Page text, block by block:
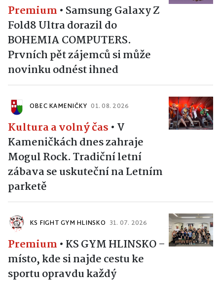
Premium • Samsung Galaxy Z
Fold8 Ultra dorazil do
BOHEMIA COMPUTERS.
Prvních pět zájemců si může
novinku odnést ihned
OBEC KAMENIČKY 01. 08. 2026
Kultura a volný čas • V
Kameničkách dnes zahraje
Mogul Rock. Tradiční letní
zábava se uskuteční na Letním
parketě
KS FIGHT GYM HLINSKO 31. 07. 2026
Premium • KS GYM HLINSKO –
místo, kde si najde cestu ke
sportu opravdu každý